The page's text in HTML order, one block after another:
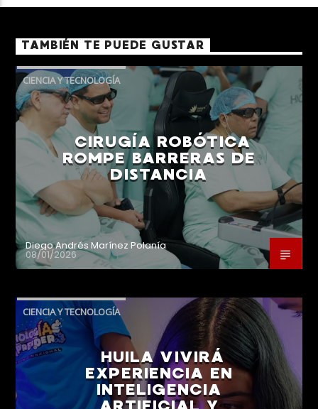
TAMBIÉN TE PUEDE GUSTAR
CIENCIA Y TECNOLOGÍA
CIRUGÍA ROBÓTICA
ROMPE BARRERAS DE
DISTANCIA
Diego Andrés Marínez Polanía
08/01/2026
CIENCIA Y TECNOLOGÍA
HUILA VIVIRÁ
EXPERIENCIA EN
INTELIGENCIA